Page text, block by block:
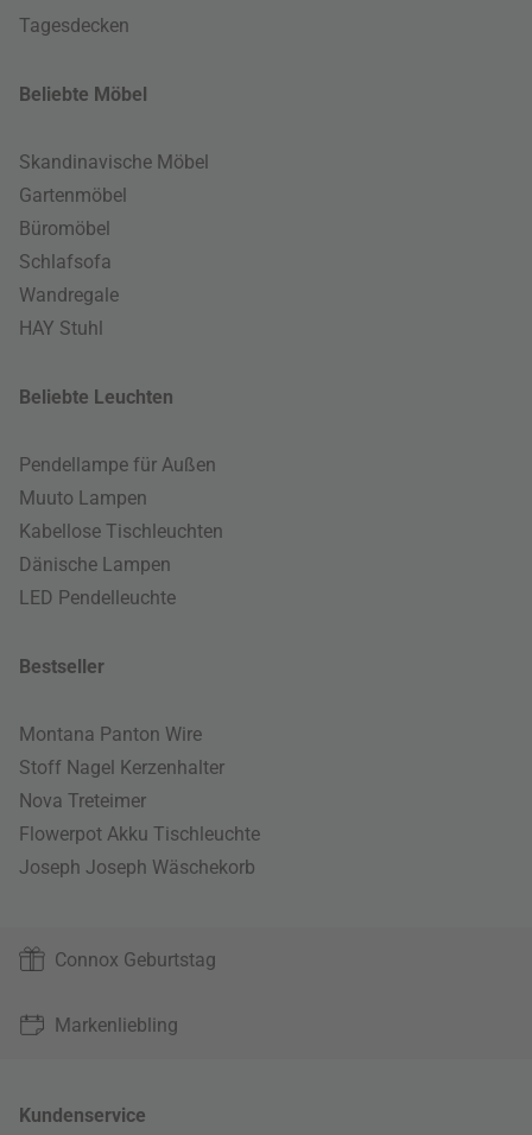
Tagesdecken
Beliebte Möbel
Skandinavische Möbel
Gartenmöbel
Büromöbel
Schlafsofa
Wandregale
HAY Stuhl
Beliebte Leuchten
Pendellampe für Außen
Muuto Lampen
Kabellose Tischleuchten
Dänische Lampen
LED Pendelleuchte
Bestseller
Montana Panton Wire
Stoff Nagel Kerzenhalter
Nova Treteimer
Flowerpot Akku Tischleuchte
Joseph Joseph Wäschekorb
Connox Geburtstag
Markenliebling
Kundenservice